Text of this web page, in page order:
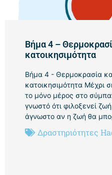
Βήμα 4 –
κατοικησιμότητα
Βήμα 4 - Θερμοκρασία
κατοικησιμότητα Μέχρι
το μόνο μέρος στο
γνωστό ότι φιλοξενεί
άγνωστο αν η ζωή θα
Δραστηριότητες